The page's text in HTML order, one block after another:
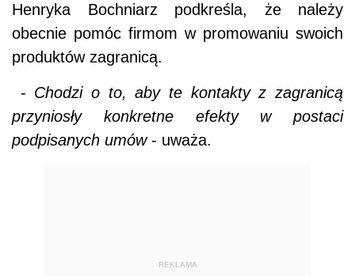
Henryka Bochniarz podkreśla, że należy
obecnie pomóc firmom w promowaniu swoich
produktów zagranicą.
- Chodzi o to, aby te kontakty z zagranicą
przyniosły konkretne efekty w postaci
podpisanych umów- uważa.
REKLAMA